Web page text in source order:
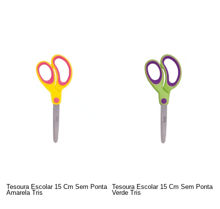
Tesoura Escolar 15 Cm Sem Ponta
Amarela Tris
Tesoura Escolar 15 Cm Sem Ponta
Verde Tris